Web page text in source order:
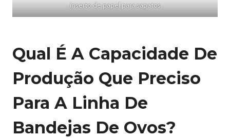
inserto de papel para sapatos
Qual É A Capacidade De
Produção Que Preciso
Para A Linha De
Bandejas De Ovos?